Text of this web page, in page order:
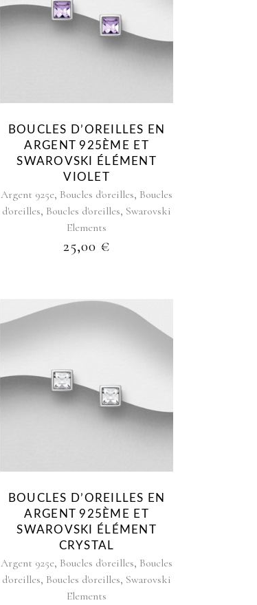
BOUCLES D’OREILLES EN
ARGENT 925ÈME ET
SWAROVSKI ÉLÉMENT
VIOLET
Argent 925e, Boucles d'oreilles, Boucles
d'oreilles, Boucles d'oreilles, Swarovski
Elements
25,00 €
BOUCLES D’OREILLES EN
ARGENT 925ÈME ET
SWAROVSKI ÉLÉMENT
CRYSTAL
Argent 925e, Boucles d'oreilles, Boucles
d'oreilles, Boucles d'oreilles, Swarovski
Elements